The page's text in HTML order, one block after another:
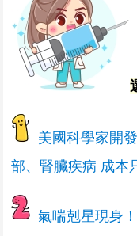
美國科學家開
部、腎臟疾病 成本
氣喘剋星現身